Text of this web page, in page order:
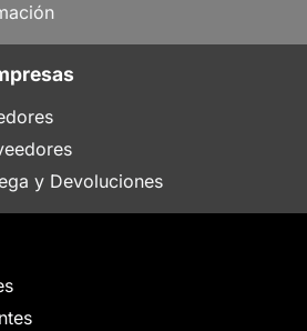
y Devoluciones